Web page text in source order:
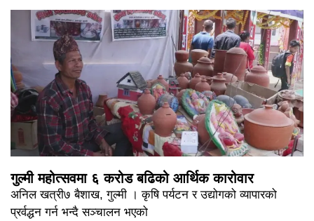
गुल्मी महोत्सवमा ६ करोड बढिको आर्थिक कारोवार
अनिल खत्री७ बैशाख, गुल्मी । कृषि पर्यटन र उद्योगको व्यापारको
प्रर्वद्धन गर्न भन्दै सञ्चालन भएको